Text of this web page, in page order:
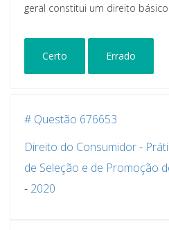
geral constitui um direito
Certo Errado
# Questão 676653
Direito do Consumidor-
de Seleção e de Promoção
- 2020